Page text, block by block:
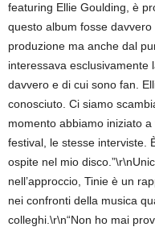
featuring Ellie Goulding, è
questo album fosse
produzione ma anche dal
interessava esclusivamente
davvero e di cui sono fan.
conosciuto. Ci siamo
momento abbiamo iniziato
festival, le stesse interviste.
ospite nel mio
nell’approccio, Tinie è un
nei confronti della musica
colleghi.\r\n“Non ho mai